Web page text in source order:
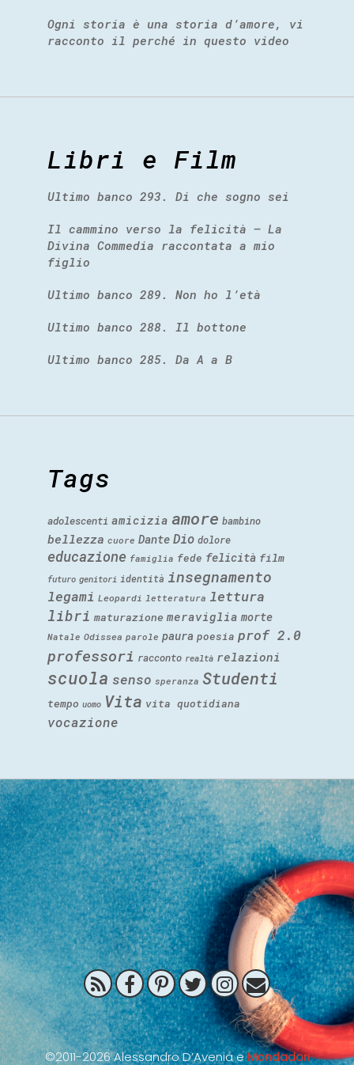
Ogni storia è una storia d’amore, vi
racconto il perché in questo video
Libri e Film
Ultimo banco 293. Di che sogno sei
Il cammino verso la felicità – La
Divina Commedia raccontata a mio
figlio
Ultimo banco 289. Non ho l’età
Ultimo banco 288. Il bottone
Ultimo banco 285. Da A a B
Tags
adolescenti amicizia amore bambino
bellezza cuore Dante Dio dolore
educazione famiglia fede felicità film
futuro genitori identità insegnamento
legami Leopardi letteratura lettura
libri maturazione meraviglia morte
Natale Odissea parole paura poesia prof 2.0
professori racconto realtà relazioni
scuola senso speranza Studenti
tempo uomo Vita vita quotidiana
vocazione
©2011-2026 Alessandro D’Avenia eMondadori